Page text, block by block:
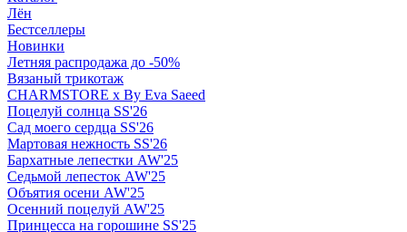
Лён
Бестселлеры
Новинки
Летняя распродажа до -50%
Вязаный трикотаж
CHARMSTORE х By Eva Saeed
Поцелуй солнца SS'26
Сад моего сердца SS'26
Мартовая нежность SS'26
Бархатные лепестки AW'25
Седьмой лепесток AW'25
Объятия осени AW'25
Осенний поцелуй AW'25
Принцесса на горошине SS'25